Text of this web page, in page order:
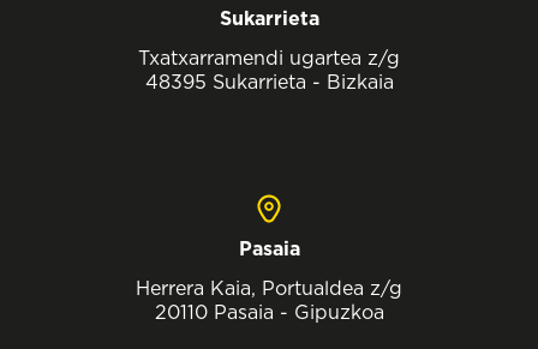
Sukarrieta
Txatxarramendi ugartea z/g
48395 Sukarrieta - Bizkaia
Pasaia
Herrera Kaia, Portualdea z/g
20110 Pasaia - Gipuzkoa